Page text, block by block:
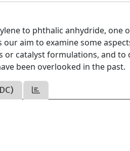
to phthalic anhydride, one
aim to examine some
catalyst formulations, and to
been overlooked in the past.